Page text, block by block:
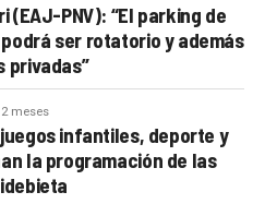
(EAJ-PNV): “El parking de
ser rotatorio y además
privadas”
meses
infantiles, deporte y
la programación de las